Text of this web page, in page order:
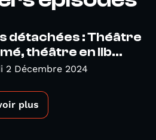
détachées : Théâtre
théâtre en lib...
2 Décembre 2024
plus